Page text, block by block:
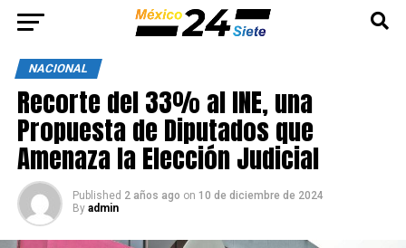
NACIONAL
Recorte del 33% al INE, una
Propuesta de Diputados que
Amenaza la Elección Judicial
Published 2 años ago on 10 de diciembre de 2024
By admin